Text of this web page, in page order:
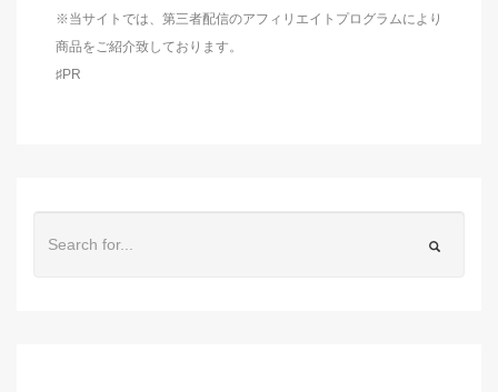
※当サイトでは、第三者配信のアフィリエイトプログラムにより
商品をご紹介致しております。
♯PR